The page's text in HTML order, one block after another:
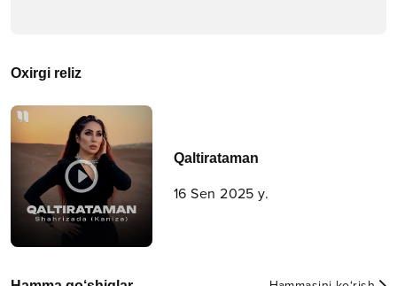
Oxirgi reliz
Qaltirataman
16 Sen 2025 y.